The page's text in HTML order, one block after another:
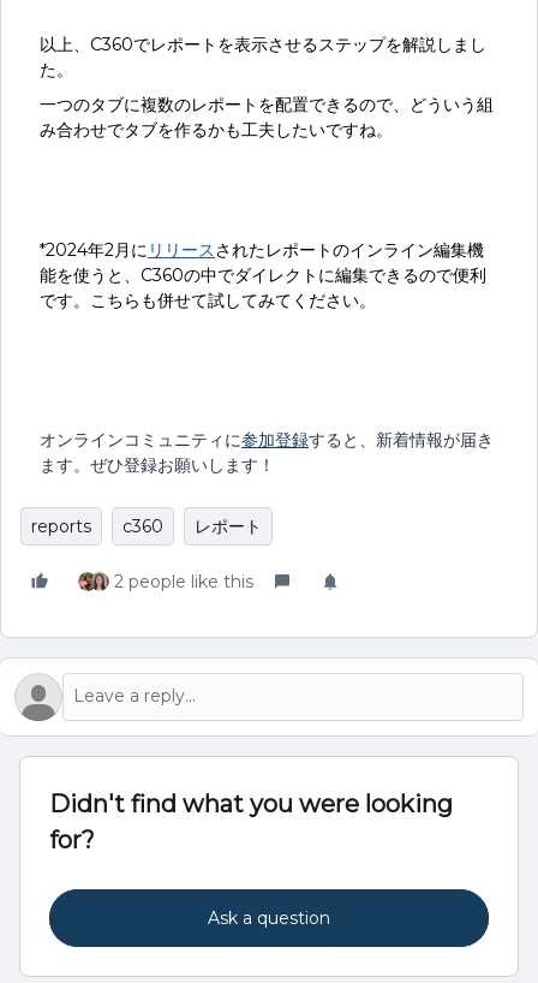
以上、C360でレポートを表示させるステップを解説しまし
た。
一つのタブに複数のレポートを配置できるので、どういう組
み合わせでタブを作るかも工夫したいですね。
*2024年2月に リリースされたレポートのインライン編集機
能を使うと、C360の中でダイレクトに編集できるので便利
です。こちらも併せて試してみてください。
オンラインコミュニティに参加登録すると、新着情報が届き
ます。ぜひ登録お願いします！
reports c360 レポート
2 people like this
Didn't find what you were looking
for?
Ask a question